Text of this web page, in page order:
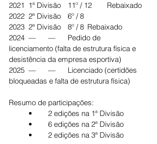
2021	1ª Divisão	11º / 12	Rebaixado
2022	2ª Divisão	6º / 8
2023	2ª Divisão	8º / 8	Rebaixado
2024	—	—	Pedido de
licenciamento (falta de estrutura física e
desistência da empresa esportiva)
2025	—	—	Licenciado (certidões
bloqueadas e falta de estrutura física)
Resumo de participações:
	•	2 edições na 1ª Divisão
	•	6 edições na 2ª Divisão
	•	2 edições na 3ª Divisão